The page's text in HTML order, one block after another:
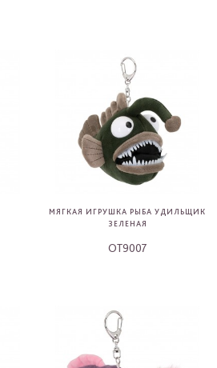
МЯГКАЯ ИГРУШКА РЫБА УДИЛЬЩИК
ЗЕЛЕНАЯ
OT9007